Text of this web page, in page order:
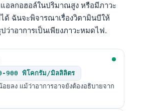
แอลกอฮอล์ในปริมาณสูง หรือมีภาวะ
ด้ ฉันจะพิจารณาเรื่องวิตามินบีให้
ว่าอาการเป็นเพียงภาวะหมดไฟ.
900 พิโคกรัม/มิลลิลิตร
ยลง แม้ว่าอาการอาจยังต้องอธิบายจาก